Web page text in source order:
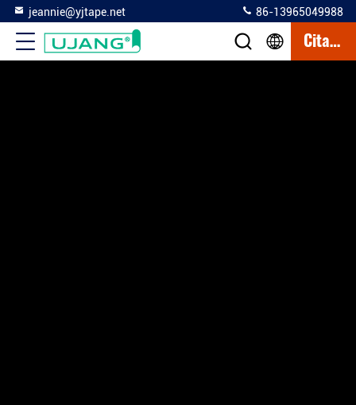
jeannie@yjtape.net 86-13965049988
Citation